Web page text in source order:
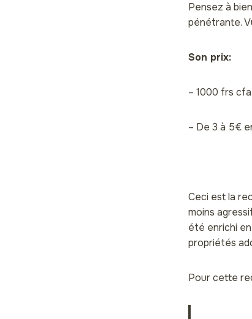
Pensez à
pénétrante.
Son prix:
– 1000 frs
– De 3 à 5€
Ceci est la
moins
été enrichi
propriétés
Pour cette